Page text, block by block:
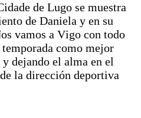
de Lugo se muestra
de Daniela y en su
vamos a Vigo con todo
como mejor
dejando el alma en el
la dirección deportiva